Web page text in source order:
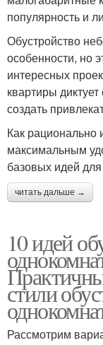
популярность и
Обустройство
особенности, но
интересных
квартиры
создать
Как рационально
максимальным
базовых идей
читать дальше →
10 идей
стили
Рассмотрим